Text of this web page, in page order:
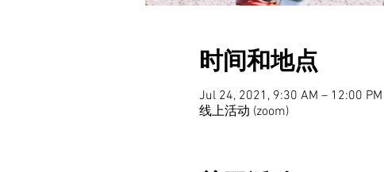
时间和地点
Jul 24, 2021, 9:30 AM – 12:00 PM
线上活动 (zoom)